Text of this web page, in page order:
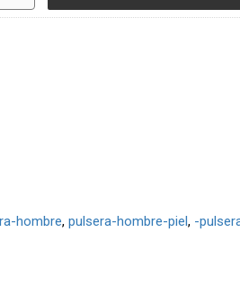
hombre pulsera-hombre-piel -